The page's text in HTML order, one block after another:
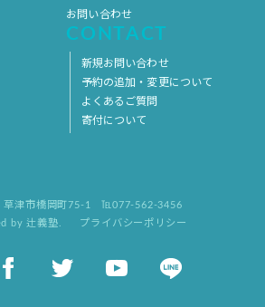
お問い合わせ
CONTACT
新規お問い合わせ
予約の追加・変更について
よくあるご質問
寄付について
草津市橋岡町75-1
℡077-562-3456
by 辻義塾. プライバシーポリシー